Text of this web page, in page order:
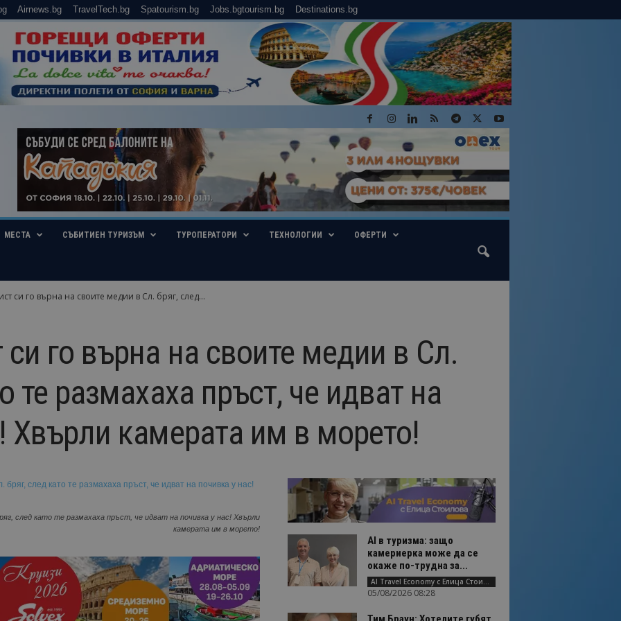
Airnews.bg TravelTech.bg Spatourism.bg Jobs.bgtourism.bg Destinations.bg
МЕСТА СЪБИТИЕН ТУРИЗЪМ ТУРОПЕРАТОРИ ТЕХНОЛОГИИ ОФЕРТИ
си го върна на своите медии в Сл. бряг, след...
си го върна на своите медии в Сл.
те размахаха пръст, че идват на
Хвърли камерата им в морето!
след като те размахаха пръст, че идват на почивка у нас! Хвърли
камерата им в морето!
AI в туризма: защо
камериерка може да се
окаже по-трудна за...
AI Travel Economy с Елица Стоилова
05/08/2026 08:28